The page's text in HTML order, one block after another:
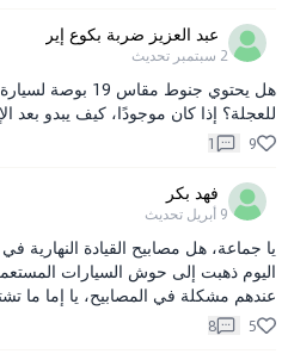
عبد العزيز ضربة بكوع إير
2 سبتمبر تحديث
للعجلة؟ إذا كان موجودًا، كيف يبدو بعد
9
1
فهد بكر
9 أبريل تحديث
عندهم مشكلة في المصابيح، يا إما ما
فعلاً غير موثوقة لهذه الدرجة؟ ولما سألت
الواحد يكلف ١٣٠٠٠ يوان.
5
8